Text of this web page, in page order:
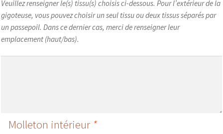
Veuillez renseigner le(s) tissu(s) choisis ci-dessous. Pour l’extérieur de la
gigoteuse, vous pouvez choisir un seul tissu ou deux tissus séparés par
un passepoil. Dans ce dernier cas, merci de renseigner leur
emplacement (haut/bas).
Molleton intérieur *